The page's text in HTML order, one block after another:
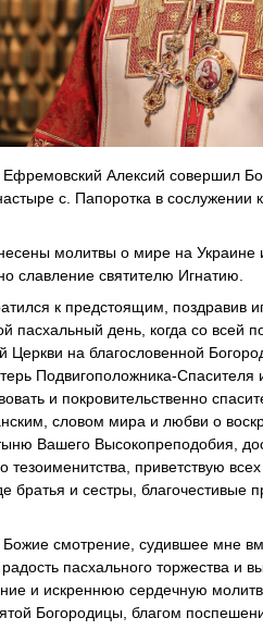
Ефремовский Алексий совершил
с. Папоротка в сослужении
молитвы о мире на
славление святителю Игнатию.
к предстоящим, поздравив
пасхальный день, когда со всей
Церкви на благословенной
Подвигоположника-Спасителя
и покровительственно
словом мира и любви о
Вашего Высокопреподобия,
тезоименитства, приветствую
братья и сестры, благочестивые
Божие смотрение, судившее мне
пасхального торжества и
и искреннюю сердечную
Богородицы, благом